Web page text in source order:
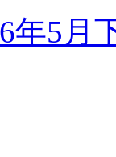
年5月